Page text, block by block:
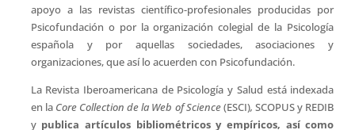
apoyo a las revistas científico-profesionales producidas por
Psicofundación o por la organización colegial de la Psicología
española y por aquellas sociedades, asociaciones y
organizaciones, que así lo acuerden con Psicofundación.
La Revista Iberoamericana de Psicología y Salud está indexada
en la Core Collection de la Web of Science(ESCI), SCOPUS y REDIB
y publica artículos bibliométricos y empíricos, así como